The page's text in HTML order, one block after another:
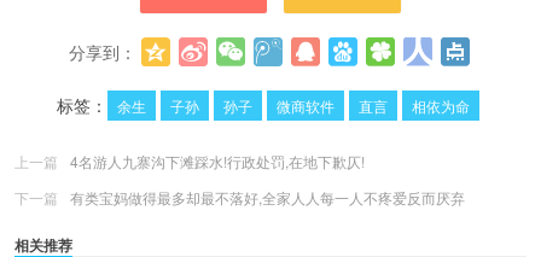
分享到：
标签：
余生 子孙 孙子 微商软件 直言 相依为命
上一篇
4名游人九寨沟下滩踩水!行政处罚,在地下歉仄!
下一篇
有类宝妈做得最多却最不落好,全家人人每一人不疼爱反而厌弃
相关推荐